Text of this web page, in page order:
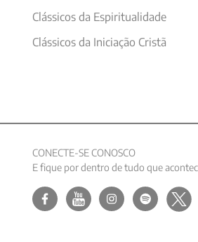
Clássicos da Espiritualidade
Clássicos da Iniciação Cristã
CONECTE-SE CONOSCO
E fique por dentro de tudo que